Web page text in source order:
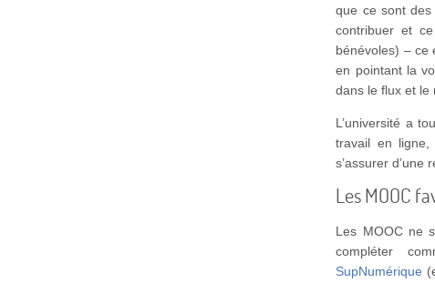
que ce sont des
contribuer et
bénévoles) – ce
en pointant la
dans le flux et le
L’université a
travail en ligne,
s’assurer d’une
Les MOOC
Les MOOC ne
compléter
SupNumérique